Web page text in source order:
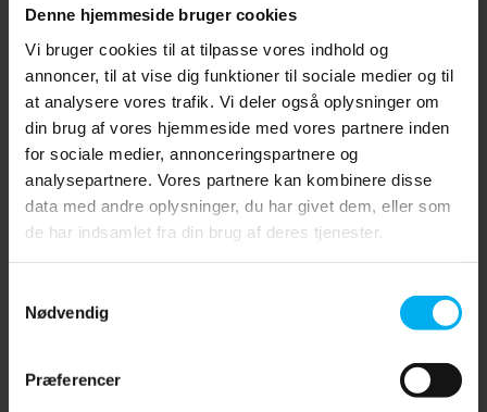
Denne hjemmeside bruger cookies
Vi bruger cookies til at tilpasse vores indhold og
annoncer, til at vise dig funktioner til sociale medier og til
at analysere vores trafik. Vi deler også oplysninger om
din brug af vores hjemmeside med vores partnere inden
for sociale medier, annonceringspartnere og
analysepartnere. Vores partnere kan kombinere disse
data med andre oplysninger, du har givet dem, eller som
de har indsamlet fra din brug af deres tjenester.
Nødvendig
Præferencer
Pladevarmeveksler sæt
Et pladevarmeveksler sæt kan bruges til at opbygge et
dedikeret lukket kompressor kølevandskredsløb. I åbne
kølesystemer med ferskvand, saltvand eller åbne køletårne,
er en pladevarmeveksler netop vigtigt for, at kompressoren,
med kølevand, kan køre med et passende køleniveau og
kvalitet.